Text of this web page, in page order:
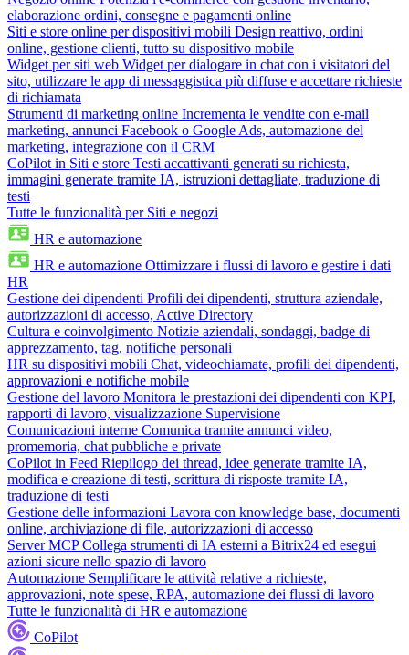
elaborazione ordini, consegne e pagamenti online
Siti e store online per dispositivi mobili Design reattivo, ordini
online, gestione clienti, tutto su dispositivo mobile
Widget per siti web Widget per dialogare in chat con i visitatori del
sito, utilizzare le app di messaggistica più diffuse e accettare richieste
di richiamata
Strumenti di marketing online Incrementa le vendite con e-mail
marketing, annunci Facebook o Google Ads, automazione del
marketing, integrazione con il CRM
CoPilot in Siti e store Testi accattivanti generati su richiesta,
immagini generate tramite IA, istruzioni dettagliate, traduzione di
testi
Tutte le funzionalità per Siti e negozi
HR e automazione
HR e automazione Ottimizzare i flussi di lavoro e gestire i dati
HR
Gestione dei dipendenti Profili dei dipendenti, struttura aziendale,
autorizzazioni di accesso, Active Directory
Cultura e coinvolgimento Notizie aziendali, sondaggi, badge di
apprezzamento, tag, notifiche personali
HR su dispositivi mobili Chat, videochiamate, profili dei dipendenti,
approvazioni e notifiche mobile
Gestione del lavoro Monitora le prestazioni dei dipendenti con KPI,
rapporti di lavoro, visualizzazione Supervisione
Comunicazioni interne Comunica tramite annunci video,
promemoria, chat pubbliche e private
CoPilot in Feed Riepilogo dei thread, idee generate tramite IA,
modifica e creazione di testi, scrittura di risposte tramite IA,
traduzione di testi
Gestione delle informazioni Lavora con knowledge base, documenti
online, archiviazione di file, autorizzazioni di accesso
Server MCP Collega strumenti di IA esterni a Bitrix24 ed esegui
azioni sicure nello spazio di lavoro
Automazione Semplificare le attività relative a richieste,
approvazioni, note spese, RPA, automazione dei flussi di lavoro
Tutte le funzionalità di HR e automazione
CoPilot